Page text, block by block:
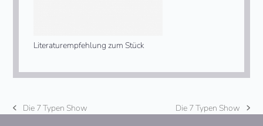
Literaturempfehlung zum Stück
vorheriger
Die 7 Typen Show
Nächster
Die 7 Typen Show